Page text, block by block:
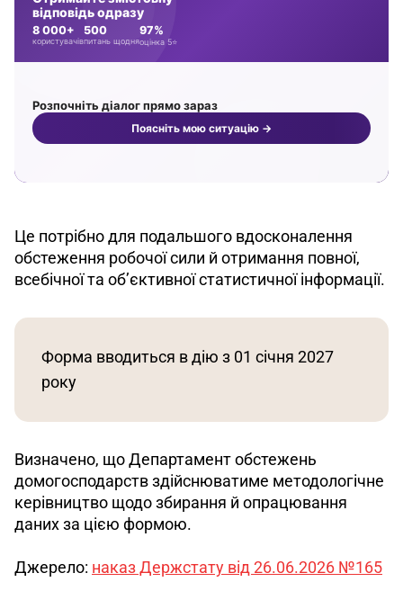
Це потрібно для подальшого вдосконалення
обстеження робочої сили й отримання повної,
всебічної та об’єктивної статистичної інформації.
Форма вводиться в дію з 01 січня 2027
року
Визначено, що Департамент обстежень
домогосподарств здійснюватиме методологічне
керівництво щодо збирання й опрацювання
даних за цією формою.
Джерело: наказ Держстату від 26.06.2026 №165